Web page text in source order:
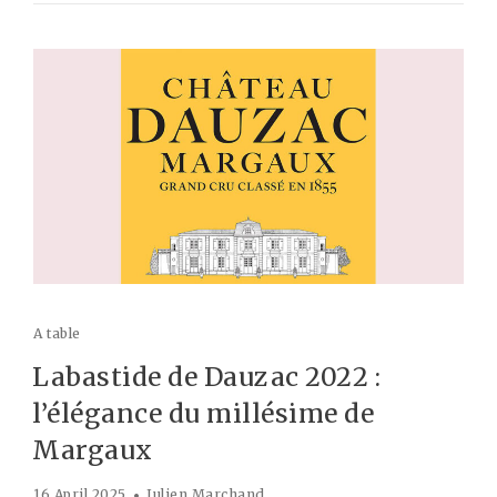
A table
Labastide de Dauzac 2022 :
l’élégance du millésime de
Margaux